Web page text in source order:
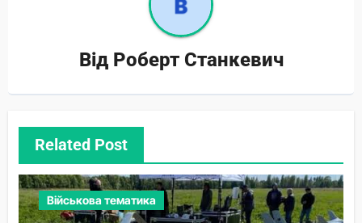
Від Роберт Станкевич
Related Post
Військова тематика